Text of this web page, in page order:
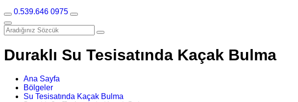
0.539.646 0975
Duraklı Su Tesisatında Kaçak Bulma
Ana Sayfa
Bölgeler
Su Tesisatında Kaçak Bulma